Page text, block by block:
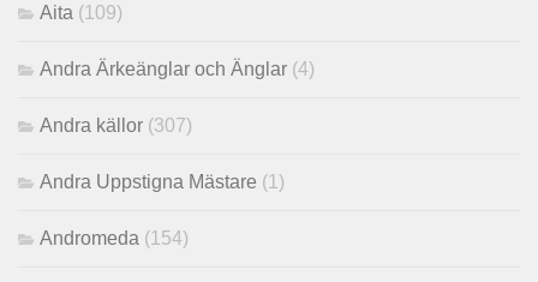
Aita (109)
Andra Ärkeänglar och Änglar (4)
Andra källor (307)
Andra Uppstigna Mästare (1)
Andromeda (154)